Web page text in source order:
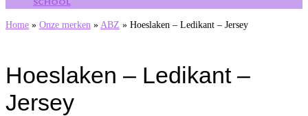
Home » Onze merken » ABZ » Hoeslaken – Ledikant – Jersey
Hoeslaken – Ledikant –
Jersey